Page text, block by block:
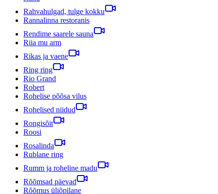
Rahvahulgad, tulge kokku
Rannalinna restoranis
Rendime saarele sauna
Riia mu arm
Rikas ja vaene
Ring ring
Rio Grand
Robert
Rohelise põõsa vilus
Rohelised niidud
Rongisõit
Roosi
Rosalinda
Rublane ring
Rumm ja roheline madu
Rõõmsad päevad
Rõõmus üliõpilane